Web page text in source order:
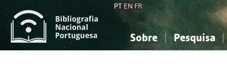
PT EN FR
Sobre Pesquisa